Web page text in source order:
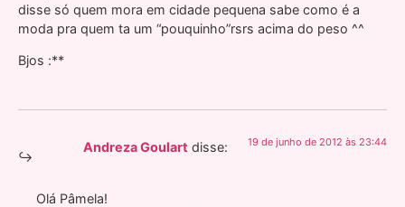
disse só quem mora em cidade pequena sabe como é a
moda pra quem ta um “pouquinho”rsrs acima do peso ^^
Bjos :**
Andreza Goulart disse: 19 de junho de 2012 às 23:44
Olá Pâmela!